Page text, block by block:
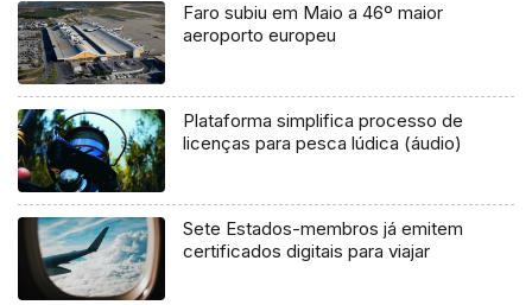
Faro subiu em Maio a 46º maior
aeroporto europeu
Plataforma simplifica processo de
licenças para pesca lúdica (áudio)
Sete Estados-membros já emitem
certificados digitais para viajar